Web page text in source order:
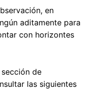
en
aditamente para
con horizontes
de
las siguientes